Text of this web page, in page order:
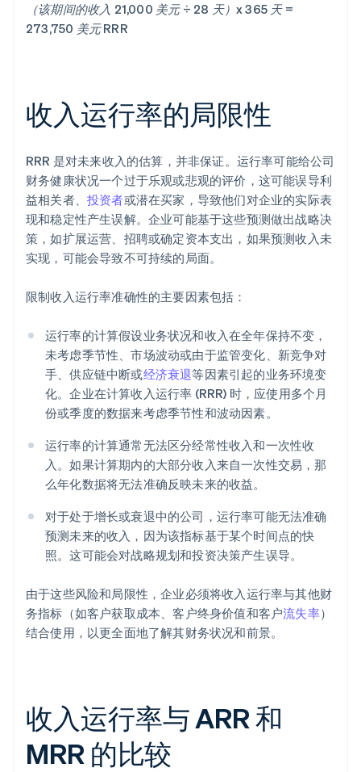
（该期间的收入 21,000 美元 ÷ 28 天）x 365 天 =
273,750 美元 RRR
收入运行率的局限性
RRR 是对未来收入的估算，并非保证。运行率可能给公司
财务健康状况一个过于乐观或悲观的评价，这可能误导利
益相关者、 投资者或潜在买家，导致他们对企业的实际表
现和稳定性产生误解。企业可能基于这些预测做出战略决
策，如扩展运营、招聘或确定资本支出，如果预测收入未
实现，可能会导致不可持续的局面。
限制收入运行率准确性的主要因素包括：
运行率的计算假设业务状况和收入在全年保持不变，
未考虑季节性、市场波动或由于监管变化、新竞争对
手、供应链中断或经济衰退等因素引起的业务环境变
化。企业在计算收入运行率 (RRR) 时，应使用多个月
份或季度的数据来考虑季节性和波动因素。
运行率的计算通常无法区分经常性收入和一次性收
入。如果计算期内的大部分收入来自一次性交易，那
么年化数据将无法准确反映未来的收益。
对于处于增长或衰退中的公司，运行率可能无法准确
预测未来的收入，因为该指标基于某个时间点的快
照。这可能会对战略规划和投资决策产生误导。
由于这些风险和局限性，企业必须将收入运行率与其他财
务指标（如客户获取成本、客户终身价值和客户流失率）
结合使用，以更全面地了解其财务状况和前景。
收入运行率与 ARR 和
MRR 的比较